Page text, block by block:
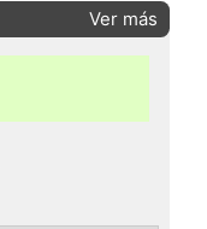
Ver más